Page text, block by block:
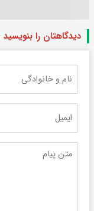
دیدگاهتان را بنویسید